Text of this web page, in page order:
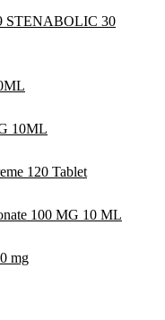
STENABOLIC 30
10ML
120 Tablet
100 MG 10 ML
mg